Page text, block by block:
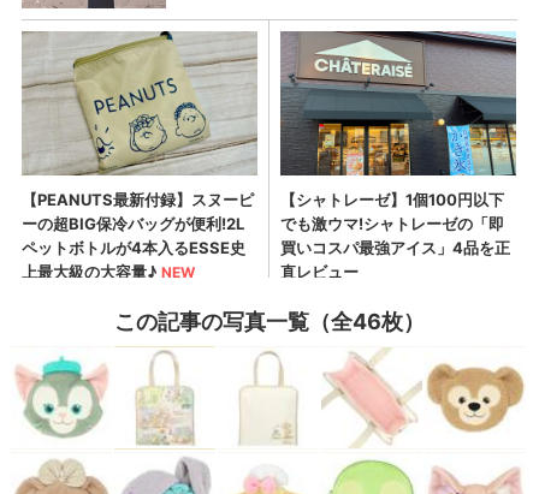
この記事の写真一覧（全46枚）